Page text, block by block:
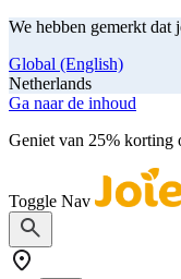
We hebben gemerkt
Global (English)
Netherlands
Ga naar de inhoud
Geniet van 25% korting
Toggle Nav